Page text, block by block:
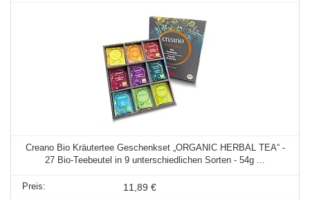
Creano Bio Kräutertee Geschenkset „ORGANIC HERBAL TEA“ -
27 Bio-Teebeutel in 9 unterschiedlichen Sorten - 54g ...
11,89 €